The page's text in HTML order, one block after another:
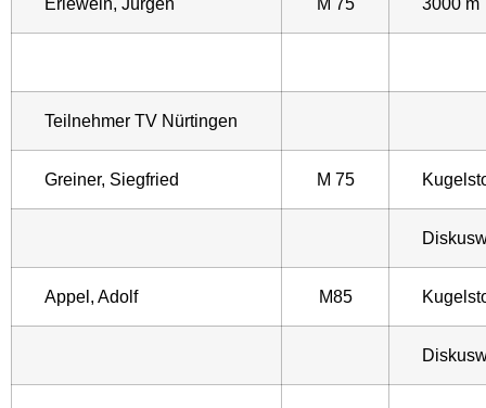
Erlewein, Jürgen M 75 3000 m
Teilnehmer TV Nürtingen
Greiner, Siegfried M 75
Appel, Adolf M85